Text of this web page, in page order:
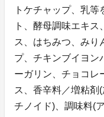
トケチャップ、乳
ト、酵母調味エキ
ス、はちみつ、みり
プ、チキンブイヨン
ーガリン、チョコレ
ス、香辛料／増粘剤
チノイド)、調味料(